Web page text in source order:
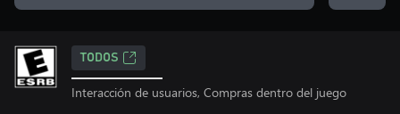
TODOS
Interacción de usuarios, Compras dentro del juego